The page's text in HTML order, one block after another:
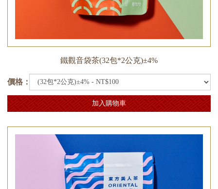
鐵觀音袋茶(32包*2公克)±4%
價格：
加入購物車